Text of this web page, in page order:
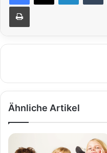
Ähnliche Artikel